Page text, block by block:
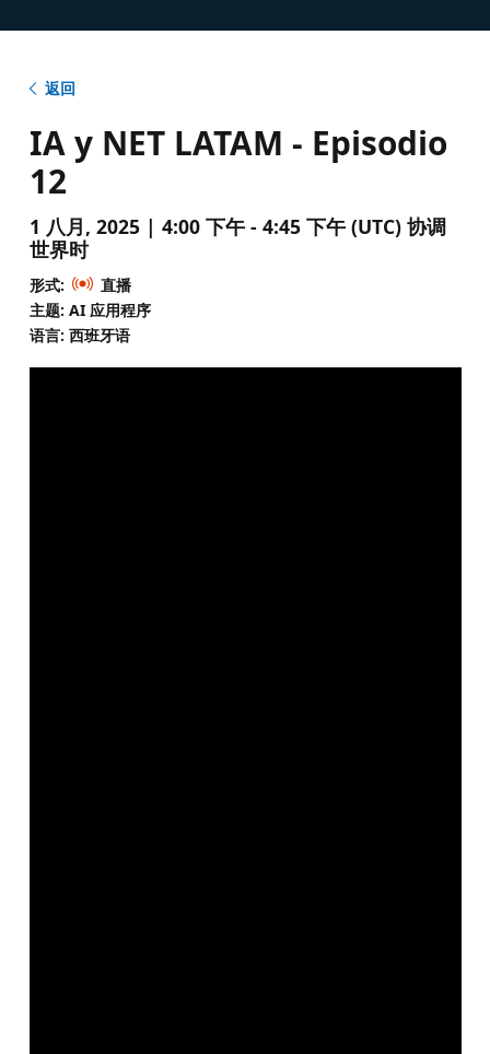
返回
IA y NET LATAM - Episodio
12
1 八月, 2025 | 4:00 下午 - 4:45 下午 (UTC) 协调
世界时
形式:
直播
主题: AI 应用程序
语言: 西班牙语